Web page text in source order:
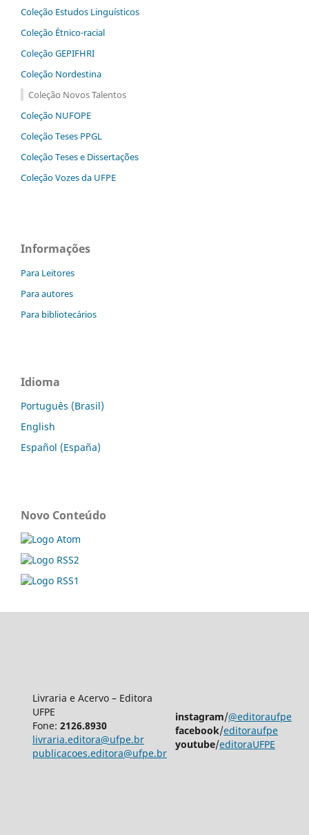
Coleção Estudos Linguísticos
Coleção Étnico-racial
Coleção GEPIFHRI
Coleção Nordestina
Coleção Novos Talentos
Coleção NUFOPE
Coleção Teses PPGL
Coleção Teses e Dissertaç˜ões
Coleção Vozes da UFPE
Informações
Para Leitores
Para autores
Para bibliotecários
Idioma
Português (Brasil)
English
Español (España)
Novo Conteúdo
Livraria e Acervo – Editora
UFPE
Fone: 2126.8930
livraria.editora@ufpe.br
publicacoes.editora@ufpe.br
instagram/@editoraufpe
facebook/editoraufpe
youtube/editoraUFPE